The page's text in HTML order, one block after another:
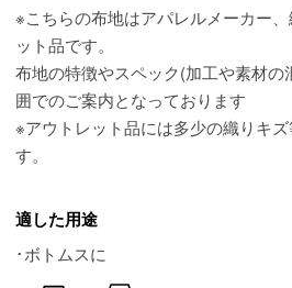
※こちらの布地はアパレルメーカー
ット品です。
布地の特徴やスペック(加工や素材の
囲でのご案内となっております
※アウトレット品には多少の織りキ
す。
適した用途
･ボトムスに